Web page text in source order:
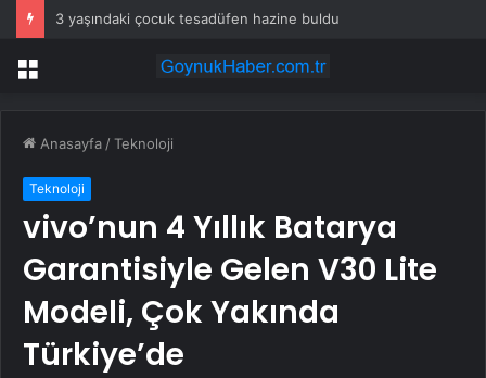
3 yaşındaki çocuk tesadüfen hazine buldu
Menü
Anasayfa /Teknoloji
Teknoloji
vivo’nun 4 Yıllık Batarya
Garantisiyle Gelen V30 Lite
Modeli, Çok Yakında
Türkiye’de